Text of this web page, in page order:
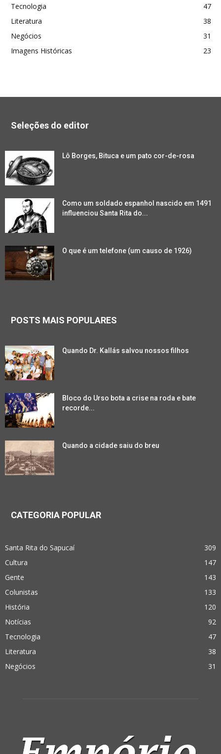
Tecnologia
47
Literatura
38
Negócios
31
Imagens Históricas
23
Seleções do editor
Lô Borges, Bituca e um pato cor-de-rosa
Como um soldado espanhol nascido em 1491
influenciou Santa Rita do...
O que é um telefone (um causo de 1926)
POSTS MAIS POPULARES
Quando Dr. Kallás salvou nossos filhos
Bloco do Urso bota a crise na roda e bate
recorde...
Quando a cidade saiu do breu
CATEGORIA POPULAR
Santa Rita do Sapucaí
309
Cultura
147
Gente
143
Colunistas
133
História
120
Notícias
92
Tecnologia
47
Literatura
38
Negócios
31